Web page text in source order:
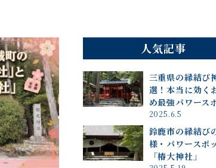
人気記事
三重県の縁結び
選！本当に効く
め最強パワース
2025.6.5
鈴鹿市の縁結び
様・パワースポ
「椿大神社」